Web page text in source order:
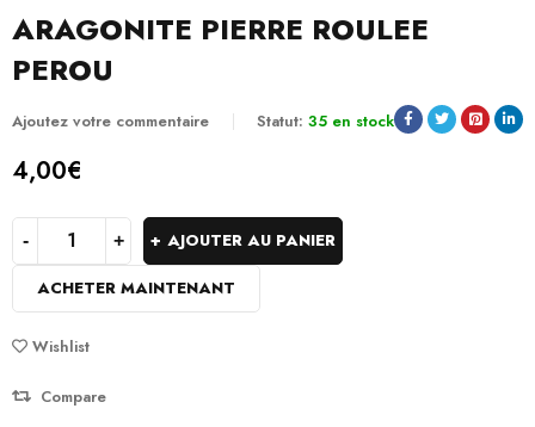
ARAGONITE PIERRE ROULEE
PEROU
Ajoutez votre commentaire Statut: 35 en stock
4,00€
AJOUTER AU PANIER
ACHETER MAINTENANT
Wishlist
Compare